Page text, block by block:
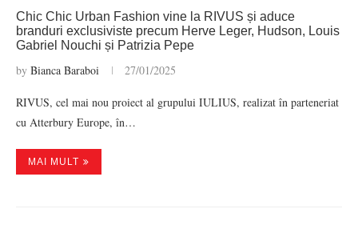
Chic Chic Urban Fashion vine la RIVUS și aduce
branduri exclusiviste precum Herve Leger, Hudson, Louis
Gabriel Nouchi și Patrizia Pepe
by Bianca Baraboi 27/01/2025
RIVUS, cel mai nou proiect al grupului IULIUS, realizat în parteneriat
cu Atterbury Europe, în…
MAI MULT